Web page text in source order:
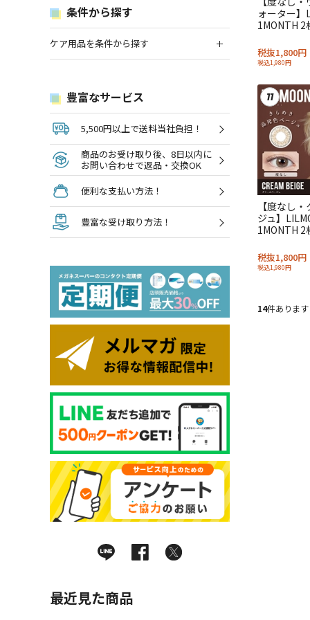
ォーター】
1MONTH 2
税抜1,800円
税込1,980円
11
【度なし
ジュ】
1MONTH 2
税抜1,800円
税込1,980円
14件あります
条件から探す
ケア用品を条件から探す
豊富なサービス
5,500円以上で送料当社負担！
商品のお受け取り後、8日以内に
お問い合わせで返品・交換OK
便利な支払い方法！
豊富な受け取り方法！
最近見た商品